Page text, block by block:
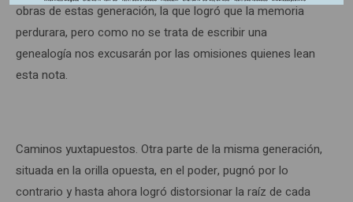
obras de estas generación, la que logró que la memoria
perdurara, pero como no se trata de escribir una
genealogía nos excusarán por las omisiones quienes lean
esta nota.
Caminos yuxtapuestos. Otra parte de la misma generación,
situada en la orilla opuesta, en el poder, pugnó por lo
contrario y hasta ahora logró distorsionar la raíz de cada